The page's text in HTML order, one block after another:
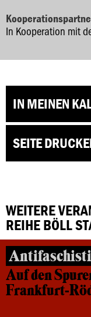
In Kooperation mit
IN MEINEN
SEITE
WEITERE
REIHE BÖLL
Auf den
Frankfurt-